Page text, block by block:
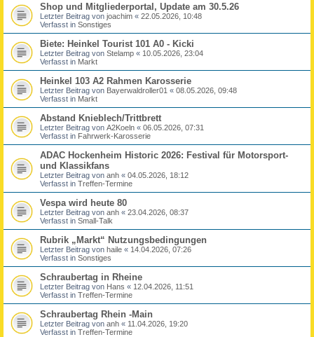
Shop und Mitgliederportal, Update am 30.5.26
Letzter Beitrag von joachim « 22.05.2026, 10:48
Verfasst in Sonstiges
Biete: Heinkel Tourist 101 A0 - Kicki
Letzter Beitrag von Stelamp « 10.05.2026, 23:04
Verfasst in Markt
Heinkel 103 A2 Rahmen Karosserie
Letzter Beitrag von Bayerwaldroller01 « 08.05.2026, 09:48
Verfasst in Markt
Abstand Knieblech/Trittbrett
Letzter Beitrag von A2Koeln « 06.05.2026, 07:31
Verfasst in Fahrwerk-Karosserie
ADAC Hockenheim Historic 2026: Festival für Motorsport-
und Klassikfans
Letzter Beitrag von anh « 04.05.2026, 18:12
Verfasst in Treffen-Termine
Vespa wird heute 80
Letzter Beitrag von anh « 23.04.2026, 08:37
Verfasst in Small-Talk
Rubrik „Markt“ Nutzungsbedingungen
Letzter Beitrag von haile « 14.04.2026, 07:26
Verfasst in Sonstiges
Schraubertag in Rheine
Letzter Beitrag von Hans « 12.04.2026, 11:51
Verfasst in Treffen-Termine
Schraubertag Rhein -Main
Letzter Beitrag von anh « 11.04.2026, 19:20
Verfasst in Treffen-Termine